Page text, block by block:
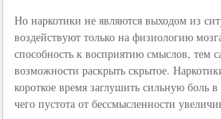
Но наркотики не являются выходом из
воздействуют только на физиологию
способность к восприятию смыслов, тем
возможности раскрыть скрытое.
короткое время заглушить сильную боль
чего пустота от бессмысленности